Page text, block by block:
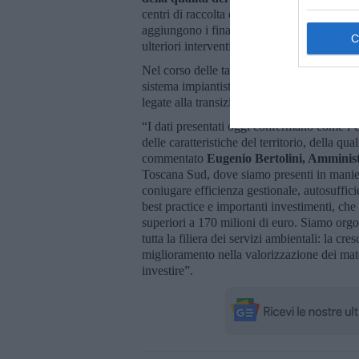
centri di raccolta e l’introduzione di
aggiungono i finanziamenti del
ulteriori interventi di potenziamento del
Nel corso delle tavole rotonde del
sistema impiantistico, della sostenibilità
legate alla transizione verso un modello
“I dati presentati oggi confermano come
delle caratteristiche del territorio, della
commentato Eugenio Bertolini,
Toscana Sud, dove siamo presenti in
coniugare efficienza gestionale,
best practice e importanti investimenti,
superiori a 170 milioni di euro. Siamo
tutta la filiera dei servizi ambientali: la
miglioramento nella valorizzazione dei
investire”.